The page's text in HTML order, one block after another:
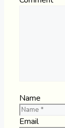
Name
Email